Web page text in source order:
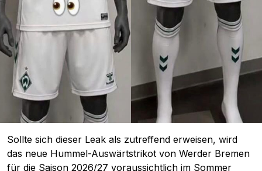
Sollte sich dieser Leak als zutreffend erweisen, wird
das neue Hummel-Auswärtstrikot von Werder Bremen
für die Saison 2026/27 voraussichtlich im Sommer